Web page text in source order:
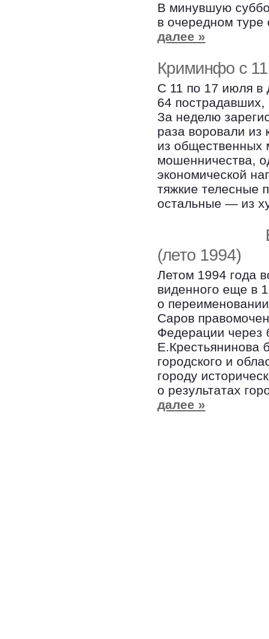
В минувшую
в очередном
далее »
Криминфо с
С 11 по 17 июля в
64
За неделю
раза воровали
из общественных
мошенничества,
экономической
тяжкие телесные
остальные — из
(лето 1994)
Летом 1994 года
виденного еще в
о
Саров
Федерации через
Е.Крестьянинова
городского и
городу
о результатах
далее »